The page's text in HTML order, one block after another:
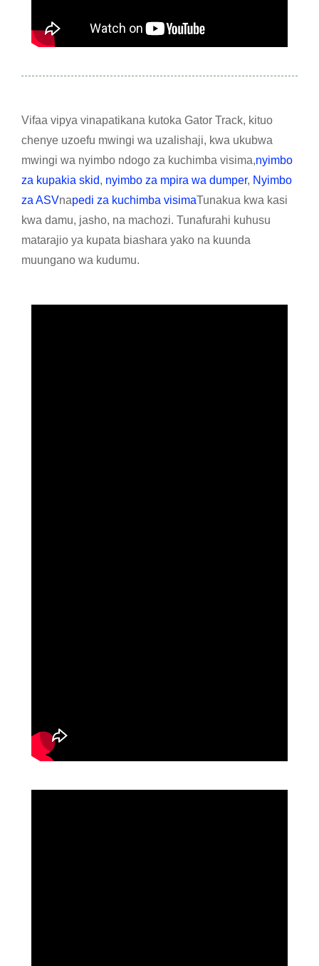
Vifaa vipya vinapatikana kutoka Gator Track, kituo
chenye uzoefu mwingi wa uzalishaji, kwa ukubwa
mwingi wa nyimbo ndogo za kuchimba visima,nyimbo
za kupakia skid, nyimbo za mpira wa dumper, Nyimbo
za ASVnapedi za kuchimba visimaTunakua kwa kasi
kwa damu, jasho, na machozi. Tunafurahi kuhusu
matarajio ya kupata biashara yako na kuunda
muungano wa kudumu.